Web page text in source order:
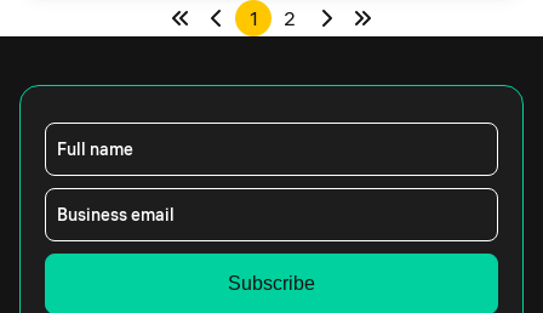
1 2
Full name
Business email